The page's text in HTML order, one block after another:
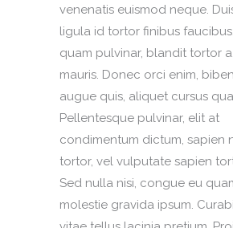
venenatis euismod neque.
ligula id tortor finibus
quam pulvinar, blandit tortor
mauris. Donec orci enim,
augue quis, aliquet cursus
Pellentesque pulvinar, elit at
condimentum dictum, sapien
tortor, vel vulputate sapien
Sed nulla nisi, congue eu
molestie gravida ipsum.